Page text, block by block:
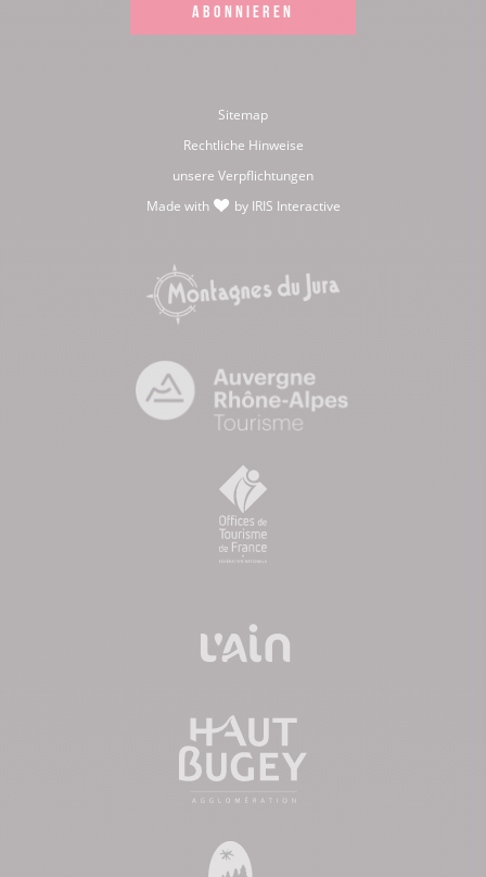
ABONNIEREN
Sitemap
Rechtliche Hinweise
unsere Verpflichtungen
Made with
by IRIS Interactive